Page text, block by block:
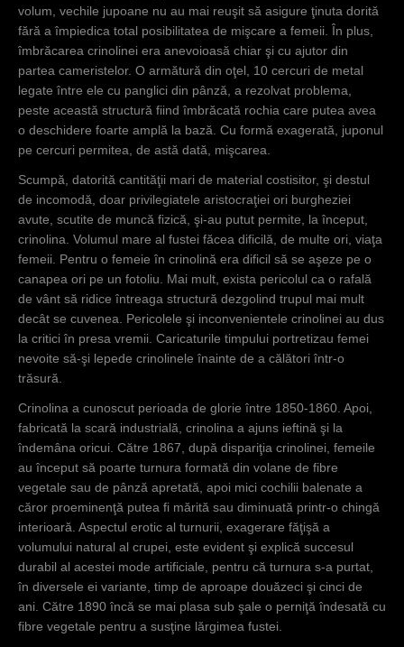
volum, vechile jupoane nu au mai reuşit să asigure ţinuta dorită
fără a împiedica total posibilitatea de mişcare a femeii. În plus,
îmbrăcarea crinolinei era anevoioasă chiar şi cu ajutor din
partea cameristelor. O armătură din oţel, 10 cercuri de metal
legate între ele cu panglici din pânză, a rezolvat problema,
peste această structură fiind îmbrăcată rochia care putea avea
o deschidere foarte amplă la bază. Cu formă exagerată, juponul
pe cercuri permitea, de astă dată, mişcarea.
Scumpă, datorită cantităţii mari de material costisitor, şi destul
de incomodă, doar privilegiatele aristocraţiei ori burgheziei
avute, scutite de muncă fizică, şi-au putut permite, la început,
crinolina. Volumul mare al fustei făcea dificilă, de multe ori, viaţa
femeii. Pentru o femeie în crinolină era dificil să se aşeze pe o
canapea ori pe un fotoliu. Mai mult, exista pericolul ca o rafală
de vânt să ridice întreaga structură dezgolind trupul mai mult
decât se cuvenea. Pericolele şi inconvenientele crinolinei au dus
la critici în presa vremii. Caricaturile timpului portretizau femei
nevoite să-şi lepede crinolinele înainte de a călători într-o
trăsură.
Crinolina a cunoscut perioada de glorie între 1850-1860. Apoi,
fabricată la scară industrială, crinolina a ajuns ieftină şi la
îndemâna oricui. Către 1867, după dispariţia crinolinei, femeile
au început să poarte turnura formată din volane de fibre
vegetale sau de pânză apretată, apoi mici cochilii balenate a
căror proeminenţă putea fi mărită sau diminuată printr-o chingă
interioară. Aspectul erotic al turnurii, exagerare făţişă a
volumului natural al crupei, este evident şi explică succesul
durabil al acestei mode artificiale, pentru că turnura s-a purtat,
în diversele ei variante, timp de aproape douăzeci şi cinci de
ani. Către 1890 încă se mai plasa sub şale o perniţă îndesată cu
fibre vegetale pentru a susţine lărgimea fustei.